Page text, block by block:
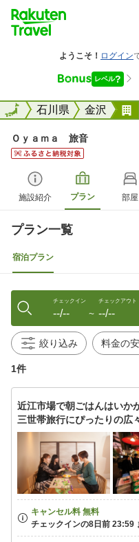
全国石川県 金沢
全国
Ｏｙａｍａ 旅音
施設紹介 プラン 部屋
プラン一覧
宿泊プラン
チェックイン
--/-- 〜
チェックアウト
--/--
絞り込み
1件
近江市場で朝ごはんはいか
三世帯旅行にぴったりの広